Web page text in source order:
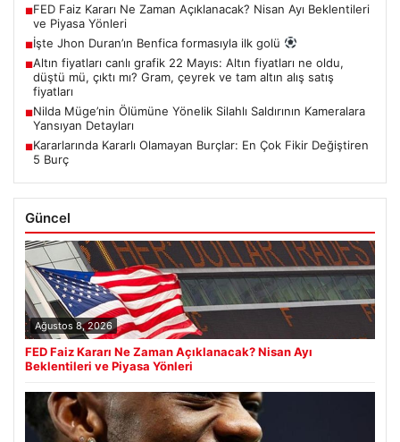
■FED Faiz Kararı Ne Zaman Açıklanacak? Nisan Ayı Beklentileri
ve Piyasa Yönleri
■İşte Jhon Duran’ın Benfica formasıyla ilk golü
■Altın fiyatları canlı grafik 22 Mayıs: Altın fiyatları ne oldu,
düştü mü, çıktı mı? Gram, çeyrek ve tam altın alış satış
fiyatları
■Nilda Müge’nin Ölümüne Yönelik Silahlı Saldırının Kameralara
Yansıyan Detayları
■Kararlarında Kararlı Olamayan Burçlar: En Çok Fikir Değiştiren
5 Burç
Güncel
Ağustos 8, 2026
FED Faiz Kararı Ne Zaman Açıklanacak? Nisan Ayı
Beklentileri ve Piyasa Yönleri